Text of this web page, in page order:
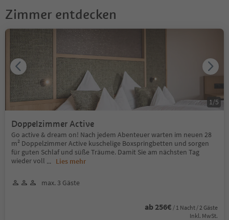
Zimmer entdecken
Doppelzimmer Active
Go active & dream on! Nach jedem Abenteuer warten im neuen 28
m² Doppelzimmer Active kuschelige Boxspringbetten und sorgen
für guten Schlaf und süße Träume. Damit Sie am nächsten Tag
wieder voll ... Lies mehr
max. 3 Gäste
ab 256€ / 1 Nacht / 2 Gäste
Inkl. MwSt.
1/5